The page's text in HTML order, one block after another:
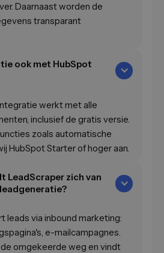
Daarnaast worden de
transparant
ook met HubSpot
werkt met alle
inclusief de gratis versie.
zoals automatische
HubSpot Starter of hoger aan.
LeadScraper zich van
leads via inbound marketing:
e-mailcampagnes.
omgekeerde weg en vindt